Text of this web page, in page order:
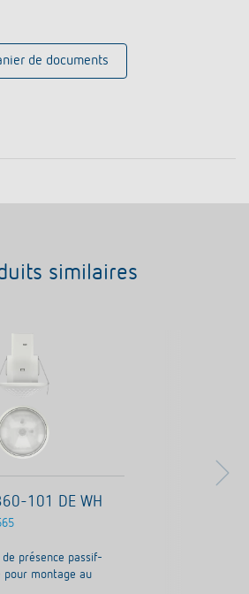
de documents
similaires
101 DE WH
présence passif-
pour montage au